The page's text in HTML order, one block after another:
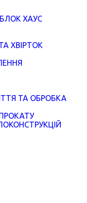
ХАУС
ХВІРТОК
ТА ОБРОБКА